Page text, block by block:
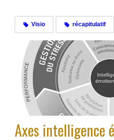
Visio récapitulatif
Axes intelligence